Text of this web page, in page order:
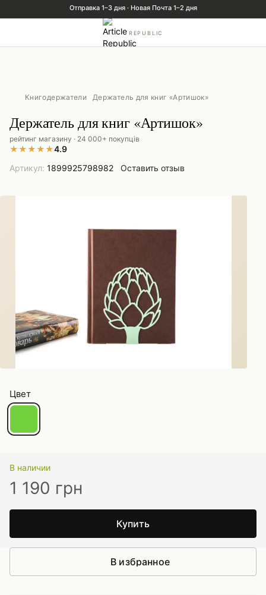
REPUBLIC
Книгодержатели Держатель для книг «Артишок»
Держатель для книг «Артишок»
★★★★★4.9
рейтинг магазину · 24 000+ покупців
Артикул: 1899925798982 Оставить отзыв
Цвет
В наличии
1 190 грн
Купить
В избранное